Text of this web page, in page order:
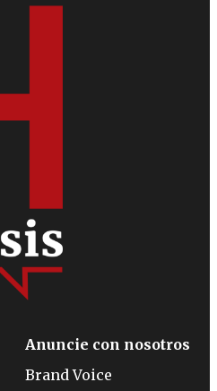
Anuncie con nosotros
Brand Voice